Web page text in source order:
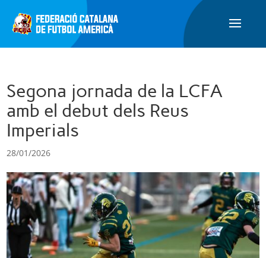
Segona jornada de la LCFA
amb el debut dels Reus
Imperials
28/01/2026